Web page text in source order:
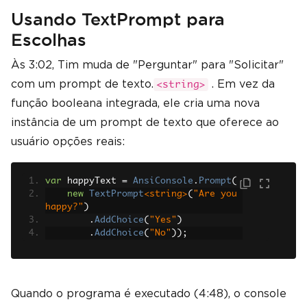
Usando TextPrompt para
Escolhas
Às 3:02, Tim muda de "Perguntar" para "Solicitar"
com um prompt de texto. <string>
. Em vez da
função booleana integrada, ele cria uma nova
instância de um prompt de texto que oferece ao
usuário opções reais:
var happyText = AnsiConsole . Prompt(
new
TextPrompt<string>( "Are you
happy?" )
. AddChoice( "Yes" )
. AddChoice( "No" ));
Quando o programa é executado (4:48), o console